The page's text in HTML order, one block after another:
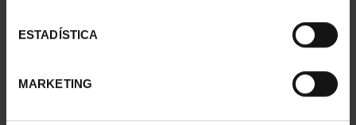
ESTADÍSTICA
MARKETING